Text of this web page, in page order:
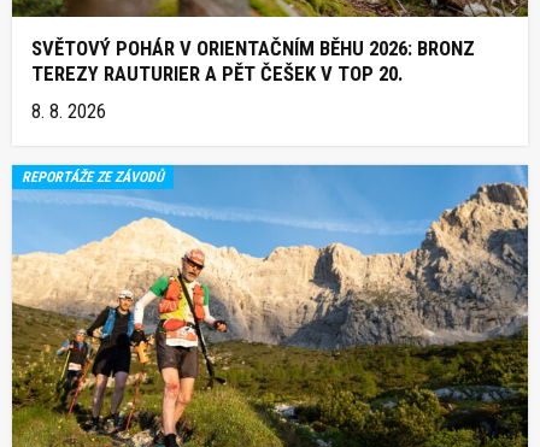
SVĚTOVÝ POHÁR V ORIENTAČNÍM BĚHU 2026: BRONZ
TEREZY RAUTURIER A PĚT ČEŠEK V TOP 20.
8. 8. 2026
REPORTÁŽE ZE ZÁVODŮ